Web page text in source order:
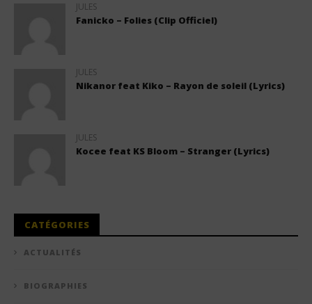
JULES
Fanicko – Folies (Clip Officiel)
JULES
Nikanor feat Kiko – Rayon de soleil (Lyrics)
JULES
Kocee feat KS Bloom – Stranger (Lyrics)
CATÉGORIES
ACTUALITÉS
BIOGRAPHIES